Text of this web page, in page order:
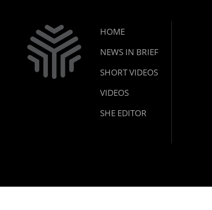
HOME
NEWS IN BRIEF
SHORT VIDEOS
VIDEOS
SHE EDITOR